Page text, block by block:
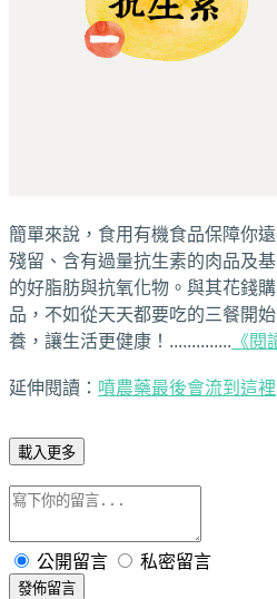
簡單來說，食用有機食品保障你
殘留、含有過量抗生素的肉品及
的好脂肪與抗氧化物。與其花錢
品，不如從天天都要吃的三餐開
養，讓生活更健康！.............. 《閱
延伸閱讀： 噴農藥最後會流到這裡
載入更多
公開留言 私密留言
發佈留言